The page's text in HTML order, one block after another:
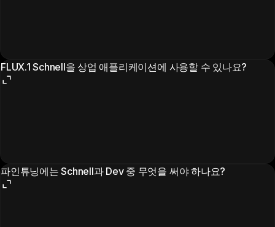
FLUX.1 Schnell을 상업 애플리케이션에 사용할 수 있나요?
파인튜닝에는 Schnell과 Dev 중 무엇을 써야 하나요?